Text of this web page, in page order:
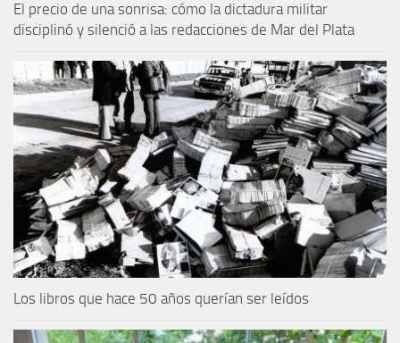
El precio de una sonrisa: cómo la dictadura militar
disciplinó y silenció a las redacciones de Mar del Plata
Los libros que hace 50 años querían ser leídos